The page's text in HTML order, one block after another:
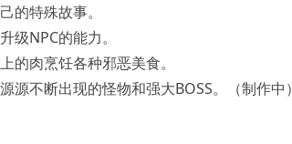
的特殊故事。
级NPC的能力。
的肉烹饪各种邪恶美食。
源不断出现的怪物和强大BOSS。（制作中）